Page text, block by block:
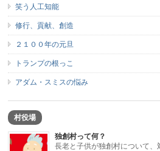
笑う人工知能
修行、貢献、創造
２１００年の元旦
トランプの根っこ
アダム・スミスの悩み
村役場
独創村って何？
長老と子供が独創村について、